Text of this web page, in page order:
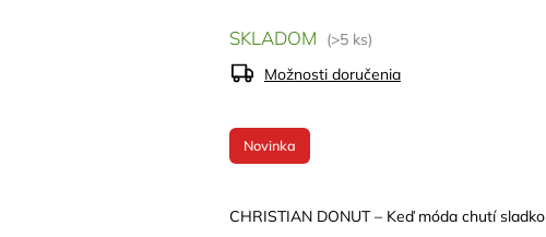
Novinka
CHRISTIAN DONUT – Keď móda chutí sladko
SKLADOM
(>5 ks)
Možnosti doručenia